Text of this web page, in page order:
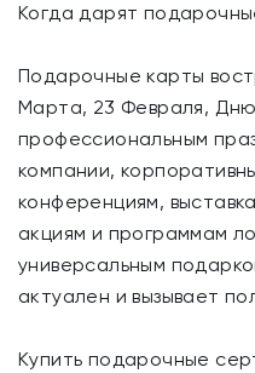
Когда дарят
Подарочные карты
Марта, 23 Февраля,
профессиональным
компании,
конференциям,
акциям и программам
универсальным
актуален и вызывает
Купить подарочные